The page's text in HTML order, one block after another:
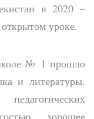
в 2020 –
уроке.
№ 1 прошло
и литературы.
хорошее